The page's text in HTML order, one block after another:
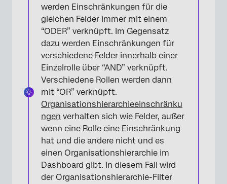
werden Einschränkungen für die
gleichen Felder immer mit einem
“ODER” verknüpft. Im Gegensatz
dazu werden Einschränkungen für
verschiedene Felder innerhalb einer
Einzelrolle über “AND” verknüpft.
Verschiedene Rollen werden dann
mit “OR” verknüpft.
Organisationshierarchieeinschränku
ngen verhalten sich wie Felder, außer
wenn eine Rolle eine Einschränkung
hat und die andere nicht und es
einen Organisationshierarchie im
Dashboard gibt. In diesem Fall wird
der Organisationshierarchie-Filter